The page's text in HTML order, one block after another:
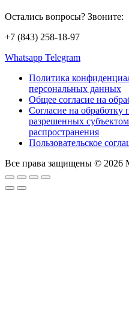
Остались вопросы? Звоните:
+7 (843) 258-18-97
Whatsapp Telegram
Политика
персональных данных
Общее согласие на
Согласие на
разрешенных
распространения
Пользовательское
Все права защищены © 2026